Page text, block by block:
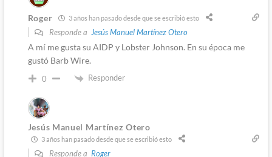
Roger 3 años han pasado desde que se escribió esto
Responde a Jesús Manuel Martínez Otero
A mí me gusta su AIDP y Lobster Johnson. En su época me
gustó Barb Wire.
0 Responder
Jesús Manuel Martínez Otero
3 años han pasado desde que se escribió esto
Responde a Roger